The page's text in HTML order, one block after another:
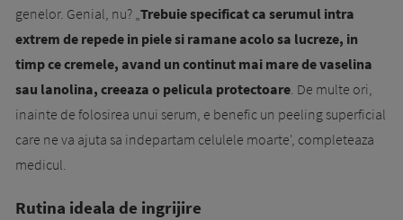
genelor. Genial, nu? „Trebuie specificat ca serumul intra
extrem de repede in piele si ramane acolo sa lucreze, in
timp ce cremele, avand un continut mai mare de vaselina
sau lanolina, creeaza o pelicula protectoare. De multe ori,
inainte de folosirea unui serum, e benefic un peeling superficial
care ne va ajuta sa indepartam celulele moarte', completeaza
medicul.
Rutina ideala de ingrijire